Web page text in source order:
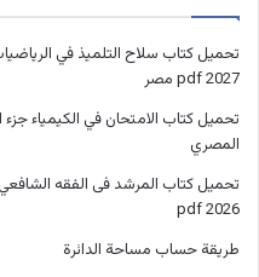
تحميل كتاب سلاح التلميذ في
2027 pdf مصر
المصري
تحميل كتاب المرشد فى الفقه الشافعي
2026 pdf
طريقة حساب مساحة الدائرة